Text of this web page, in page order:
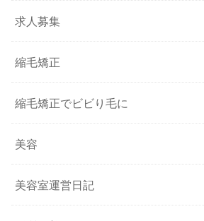
求人募集
縮毛矯正
縮毛矯正でビビり毛に
美容
美容室運営日記